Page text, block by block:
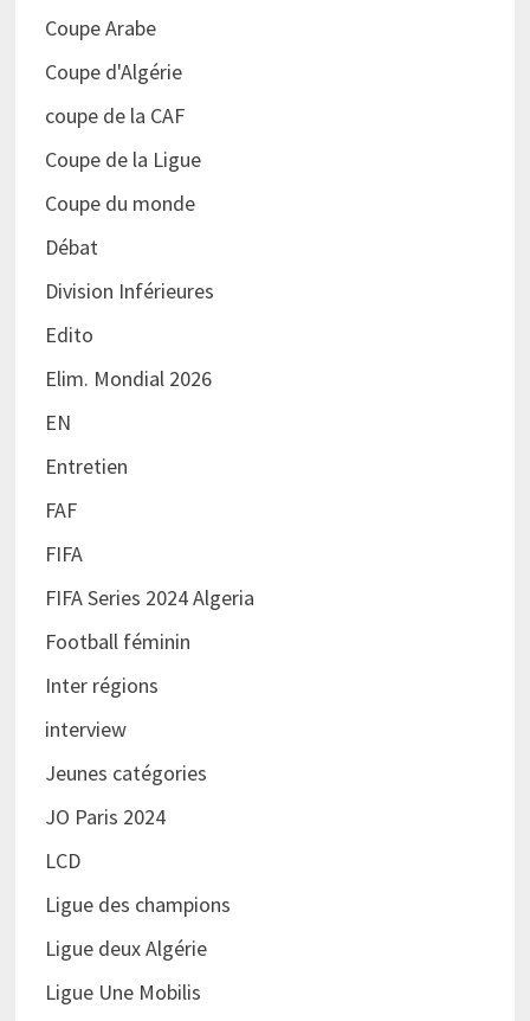
Coupe Arabe
Coupe d'Algérie
coupe de la CAF
Coupe de la Ligue
Coupe du monde
Débat
Division Inférieures
Edito
Elim. Mondial 2026
EN
Entretien
FAF
FIFA
FIFA Series 2024 Algeria
Football féminin
Inter régions
interview
Jeunes catégories
JO Paris 2024
LCD
Ligue des champions
Ligue deux Algérie
Ligue Une Mobilis